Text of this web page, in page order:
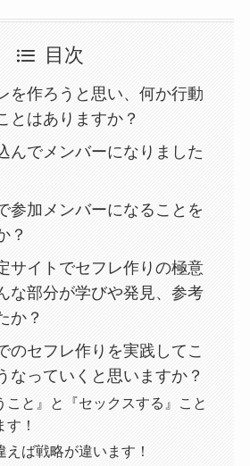
目次
を作ろうと思い、何か行動
とはありますか？
んでメンバーになりました
参加メンバーになることを
？
サイトでセフレ作りの極意
な部分が学びや発見、参考
か？
のセフレ作りを実践してこ
なっていくと思いますか？
こと』と『セックスする』こと
す！
えば戦略が違います！